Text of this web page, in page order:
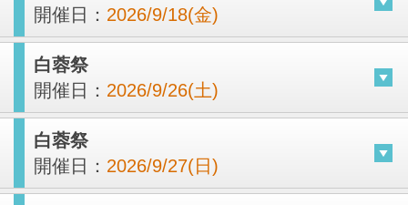
開催日： 2026/9/18(金)
白蓉祭
開催日： 2026/9/26(土)
白蓉祭
開催日： 2026/9/27(日)